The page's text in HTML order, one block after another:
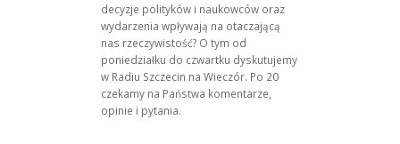
decyzje polityków i naukowców oraz
wydarzenia wpływają na otaczającą
nas rzeczywistość? O tym od
poniedziałku do czwartku dyskutujemy
w Radiu Szczecin na Wieczór. Po 20
czekamy na Państwa komentarze,
opinie i pytania.